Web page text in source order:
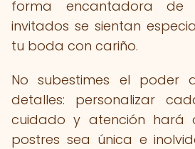
forma encantadora
invitados se sientan
tu boda con cariño.
No subestimes el poder
detalles: personalizar
cuidado y atención hará
postres sea única e